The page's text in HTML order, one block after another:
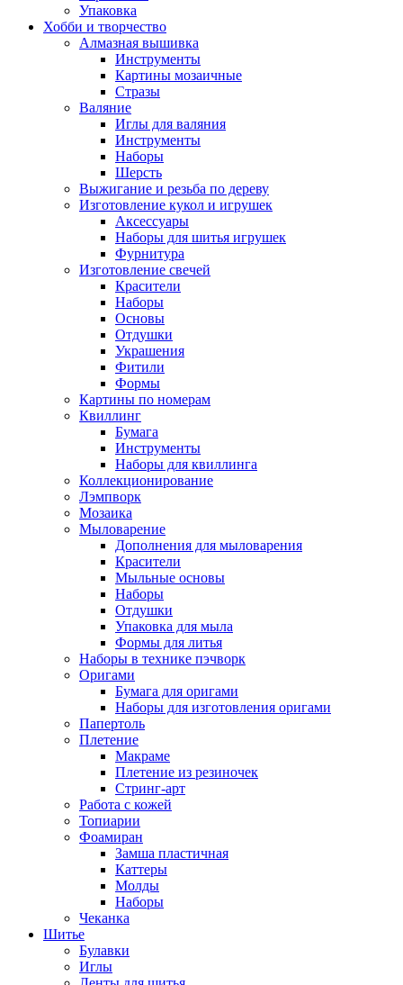
Упаковка
Хобби и творчество
Алмазная вышивка
Инструменты
Картины мозаичные
Стразы
Валяние
Иглы для валяния
Инструменты
Наборы
Шерсть
Выжигание и резьба по дереву
Изготовление кукол и игрушек
Аксессуары
Наборы для шитья игрушек
Фурнитура
Изготовление свечей
Красители
Наборы
Основы
Отдушки
Украшения
Фитили
Формы
Картины по номерам
Квиллинг
Бумага
Инструменты
Наборы для квиллинга
Коллекционирование
Лэмпворк
Мозаика
Мыловарение
Дополнения для мыловарения
Красители
Мыльные основы
Наборы
Отдушки
Упаковка для мыла
Формы для литья
Наборы в технике пэчворк
Оригами
Бумага для оригами
Наборы для изготовления оригами
Папертоль
Плетение
Макраме
Плетение из резиночек
Стринг-арт
Работа с кожей
Топиарии
Фоамиран
Замша пластичная
Каттеры
Молды
Наборы
Чеканка
Шитье
Булавки
Иглы